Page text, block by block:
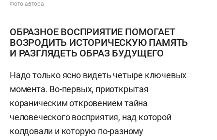
Фото автора
ОБРАЗНОЕ ВОСПРИЯТИЕ ПОМОГАЕТ
ВОЗРОДИТЬ ИСТОРИЧЕСКУЮ ПАМЯТЬ
И РАЗГЛЯДЕТЬ ОБРАЗ БУДУЩЕГО
Надо только ясно видеть четыре ключевых
момента. Во-первых, приоткрытая
кораническим откровением тайна
человеческого восприятия, над которой
колдовали и которую по-разному